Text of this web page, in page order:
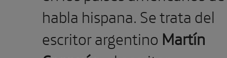
habla hispana. Se trata del
escritor argentino Martín